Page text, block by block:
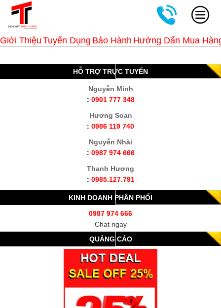
Giới Thiệu Tuyển Dụng Bảo Hành Hướng Dẩn Mua
HỖ TRỢ TRỰC TUYẾN
Nguyễn Minh
: 0901 777 348
Hương Soan
: 0986 119 740
Nguyễn Nhài
: 0987 974 666
Thanh Hương
: 0985.127.791
KINH DOANH PHÂN PHỐI
0987 974 666
Chat ngay
QUẢNG CÁO